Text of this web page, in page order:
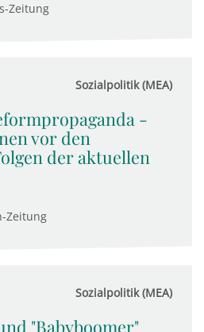
Zeitung
Sozialpolitik (MEA)
-
vor den
der aktuellen
Zeitung
Sozialpolitik (MEA)
"Babyboomer"